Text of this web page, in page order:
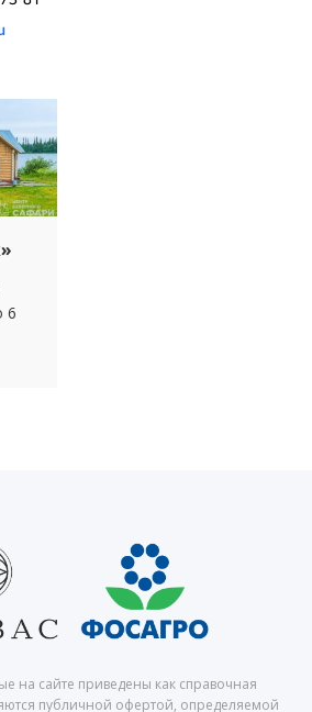
6
на сайте приведены как справочная
публичной офертой, определяемой